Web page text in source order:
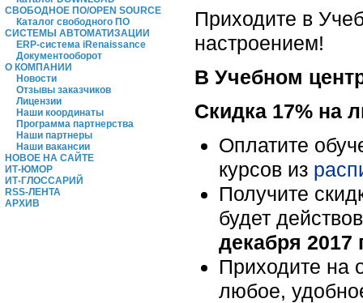
СВОБОДНОЕ ПО/OPEN SOURCE
Каталог свободного ПО
СИСТЕМЫ АВТОМАТИЗАЦИИ
ERP-система iRenaissance
Документооборот
О КОМПАНИИ
Новости
Отзывы заказчиков
Лицензии
Наши координаты
Программа партнерства
Наши партнеры
Наши вакансии
НОВОЕ НА САЙТЕ
ИТ-ЮМОР
ИТ-ГЛОССАРИЙ
RSS-ЛЕНТА
АРХИВ
Приходите в
настроением!
В Учебном
Скидка 17% на
Оплатите
курсов из
Получите
будет
декабря 2017
Приходите на
любое,